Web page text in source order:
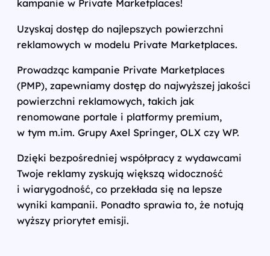
kampanie w Private Marketplaces!
Uzyskaj dostęp do najlepszych powierzchni
reklamowych w modelu Private Marketplaces.
Prowadząc kampanie Private Marketplaces
(PMP), zapewniamy dostęp do najwyższej jakości
powierzchni reklamowych, takich jak
renomowane portale i platformy premium,
w tym m.im. Grupy Axel Springer, OLX czy WP.
Dzięki bezpośredniej współpracy z wydawcami
Twoje reklamy zyskują większą widoczność
i wiarygodność, co przekłada się na lepsze
wyniki kampanii. Ponadto sprawia to, że notują
wyższy priorytet emisji.